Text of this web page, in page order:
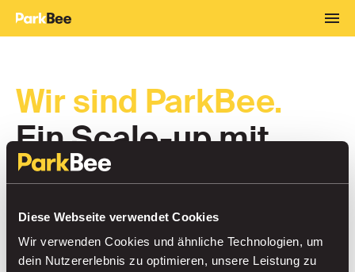
Diese Webseite verwendet Cookies
Wir verwenden Cookies und ähnliche Technologien, um
dein Nutzererlebnis zu optimieren, unsere Leistung zu
Wir sind ParkBee.
Ein Scale-up mit
einer Mission
erhöhen den Druck auf den städtischen Raum.
Dies stellt die Städte vor Herausforderungen in